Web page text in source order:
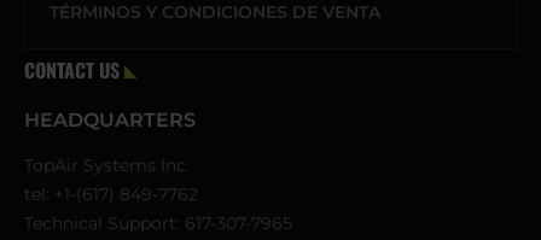
TÉRMINOS Y CONDICIONES DE VENTA
CONTACT US
HEADQUARTERS
TopAir Systems Inc.
tel: +1-(617) 849-7762
Technical Support: 617-307-7965